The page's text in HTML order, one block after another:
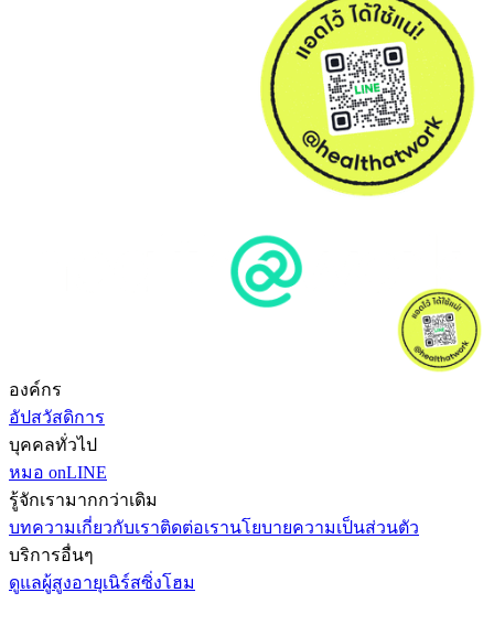
องค์กร
อัปสวัสดิการ
บุคคลทั่วไป
หมอ onLINE
รู้จักเรามากกว่าเดิม
บทความเกี่ยวกับเราติดต่อเรานโยบายความเป็นส่วนตัว
บริการอื่นๆ
ดูแลผู้สูงอายุเนิร์สซิ่งโฮม